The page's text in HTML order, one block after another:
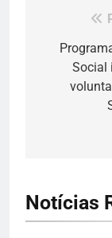
de
Post
Social
Notícias